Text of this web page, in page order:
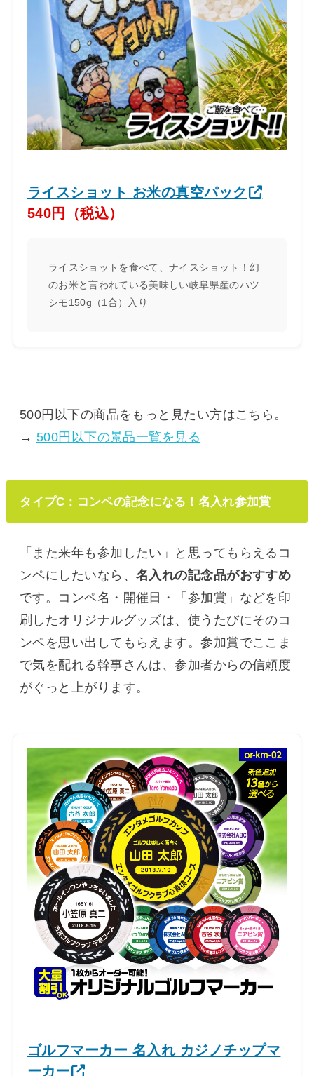
ライスショット お米の真空パック
540円（税込）
ライスショットを食べて、ナイスショット！幻
のお米と言われている美味しい岐阜県産のハツ
シモ150g（1合）入り
500円以下の商品をもっと見たい方はこちら。
→ 500円以下の景品一覧を見る
タイプC：コンペの記念になる！名入れ参加賞
「また来年も参加したい」と思ってもらえるコ
ンペにしたいなら、 名入れの記念品がおすすめ
です。コンペ名・開催日・「参加賞」などを印
刷したオリジナルグッズは、使うたびにそのコ
ンペを思い出してもらえます。参加賞でここま
で気を配れる幹事さんは、参加者からの信頼度
がぐっと上がります。
ゴルフマーカー 名入れ カジノチップマ
ーカー